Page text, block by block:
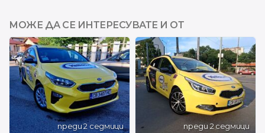
МОЖЕ ДА СЕ ИНТЕРЕСУВАТЕ И ОТ
преди 2 седмици преди 2 седмици